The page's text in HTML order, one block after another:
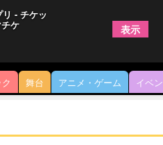
舞台 アニメ・ゲーム イベ
- チケッ
ケ 表示